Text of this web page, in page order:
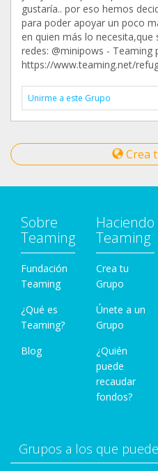
gustaría.. por eso hemos
para poder apoyar un poco
en quien más lo necesita,que
redes: @minipows - Teaming
https://www.teaming.net/
Unirme a este Grupo
Crea
Sobre
Teaming
Fundación
Teaming
¿Qué es
Teaming?
Blog
Haciendo
Teaming
Crea tu
Grupo
Únete a un
Grupo
¿Quién
puede
recaudar
fondos?
Grupos a los que